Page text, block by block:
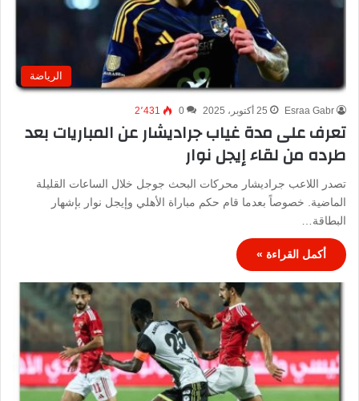
الرياضة
Esraa Gabr 25 أكتوبر، 2025 0 2٬431
تعرف على مدة غياب جراديشار عن المباريات بعد
طرده من لقاء إيجل نوار
تصدر اللاعب جراديشار محركات البحث جوجل خلال الساعات القليلة
الماضية. خصوصاً بعدما قام حكم مباراة الأهلي وإيجل نوار بإشهار
البطاقة…
أكمل القراءة »